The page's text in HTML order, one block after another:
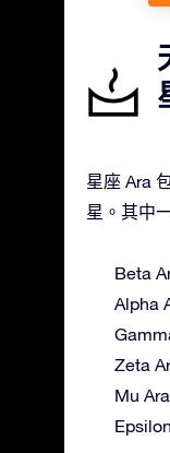
星座 Ara
星。其中
Beta
Alpha
Zeta
Mu